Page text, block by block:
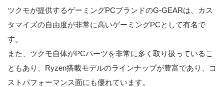
ツクモが提供するゲーミングPCブランドのG-GEARは、カス
タマイズの自由度が非常に高いゲーミングPCとして有名で
す。
また、ツクモ自体がPCパーツを非常に多く取り扱っているこ
ともあり、Ryzen搭載モデルのラインナップが豊富であり、コ
ストパフォーマンス面にも優れています。